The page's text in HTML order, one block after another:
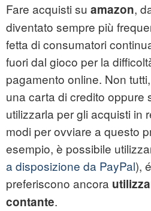
Fare acquisti su amazon,
diventato sempre più
fetta di consumatori
fuori dal gioco per la
pagamento online. Non
una carta di credito oppure
utilizzarla per gli acquisti in
modi per ovviare a questo
esempio, è possibile
a disposizione da PayPal),
preferiscono ancora
contante.